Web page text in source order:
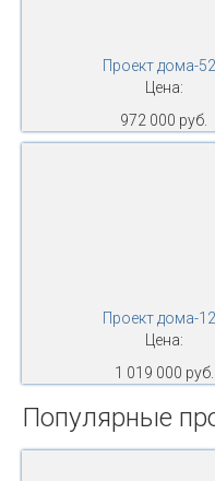
Проект дома-
Цена:
972 000 руб.
Проект дома-
Цена:
1 019 000 руб.
Популярные